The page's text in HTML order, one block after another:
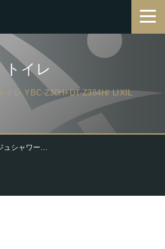
イレ YBC-Z30H+DT-Z384H
トイレ
イレ YBC-Z30H+DT-Z384H/ LIXIL